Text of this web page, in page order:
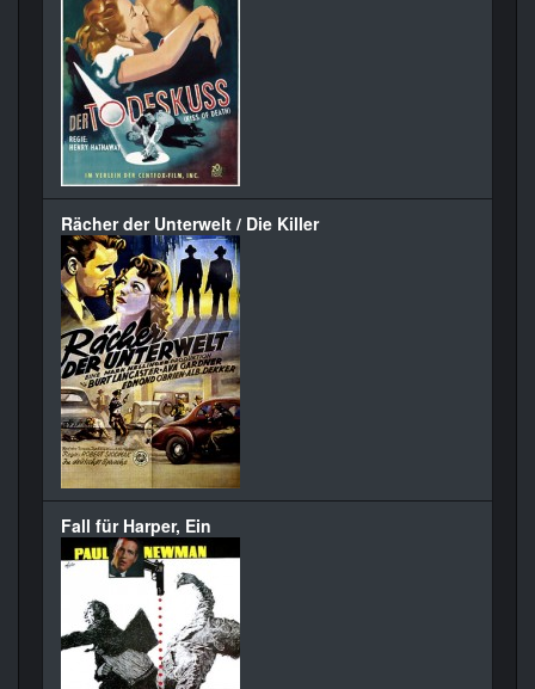
Rächer der Unterwelt / Die Killer
Fall für Harper, Ein